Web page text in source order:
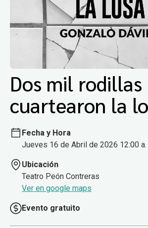
Dos mil rodillas
cuartearon la
Fecha y Hora
Jueves 16 de Abril de 2026 12:00 a.
Ubicación
Teatro Peón Contreras
Ver en google maps
Evento gratuito